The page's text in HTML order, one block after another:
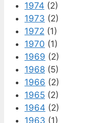
1974 (2)
1973 (2)
1972 (1)
1970 (1)
1969 (2)
1968 (5)
1966 (2)
1965 (2)
1964 (2)
1963 (1)